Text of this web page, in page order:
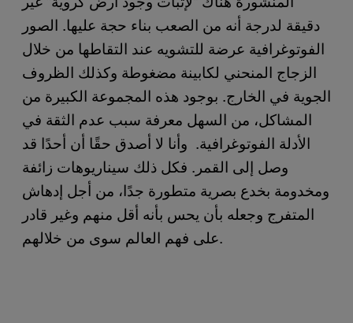
دقيقة لدرجة أنه من الصعب بناء حجة عليها. الصور
الفوتوغرافية عرضة للتشويه عند التقاطها من خلال
الزجاج المنحني لكابينة مضغوطة وكذلك الظروف
الجوية في الخارج. بوجود هذه المجموعة الكبيرة من
المشاكل، من السهل معرفة سبب عدم الثقة في
الأدلة الفوتوغرافية. وأنا لا أصدق حقًا أن أحدًا قد
وصل إلى القمر. فكل ذلك سيناريوهات زائفة
ومخدومة بخدع بصرية متطورة جدًا، من أجل إدهاش
المتفرج وجعله بأن يحس بأنه أقل منهم وغير قادر
على فهم العالم سوى من خلالهم.